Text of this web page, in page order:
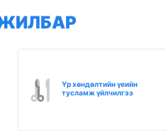
Үр хөндөлтийн үеийн
тусламж үйлчилгээ